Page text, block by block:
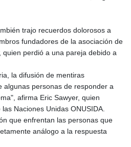
LBP
103342.499248
LKR 387.641311
LSL 18.823107
LTL 3.408332
LVL 0.698221
LYD 7.356456
MAD 10.767203
MDL 20.079427
trajo recuerdos dolorosos a
fundadores de la asociación de
quien perdió a una pareja debido a
la difusión de mentiras
algunas personas de responder a
afirma Eric Sawyer, quien
Naciones Unidas ONUSIDA.
que enfrentan las personas que
análogo a la respuesta